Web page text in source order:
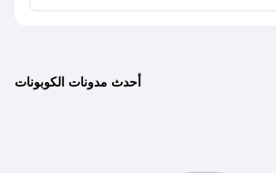
أحدث مدونات الكوبونات